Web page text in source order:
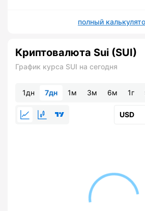
полный
Криптовалюта Sui (SUI)
1дн 7дн 1м 3м 6м 1г
График курса SUI на сегодня